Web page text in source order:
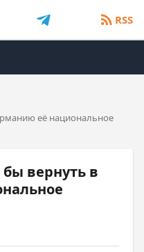
RSS
её национальное
вернуть в